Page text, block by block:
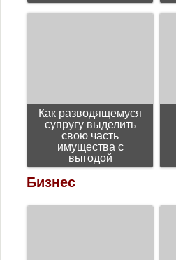
Как разводящемуся
супругу выделить
свою часть
имущества с
выгодой
Бизнес